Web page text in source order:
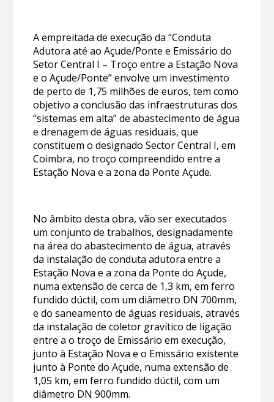
A empreitada de execução da “Conduta
Adutora até ao Açude/Ponte e Emissário do
Setor Central I – Troço entre a Estação Nova
e o Açude/Ponte” envolve um investimento
de perto de 1,75 milhões de euros, tem como
objetivo a conclusão das infraestruturas dos
“sistemas em alta” de abastecimento de água
e drenagem de águas residuais, que
constituem o designado Sector Central I, em
Coimbra, no troço compreendido entre a
Estação Nova e a zona da Ponte Açude.
No âmbito desta obra, vão ser executados
um conjunto de trabalhos, designadamente
na área do abastecimento de água, através
da instalação de conduta adutora entre a
Estação Nova e a zona da Ponte do Açude,
numa extensão de cerca de 1,3 km, em ferro
fundido dúctil, com um diâmetro DN 700mm,
e do saneamento de águas residuais, através
da instalação de coletor gravítico de ligação
entre a o troço de Emissário em execução,
junto à Estação Nova e o Emissário existente
junto à Ponte do Açude, numa extensão de
1,05 km, em ferro fundido dúctil, com um
diâmetro DN 900mm.